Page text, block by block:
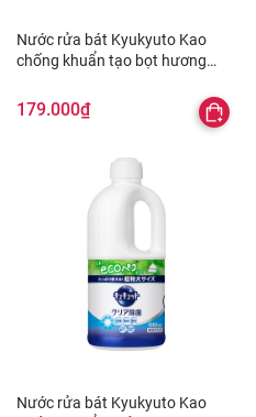
Nước rửa bát Kyukyuto Kao
chống khuẩn tạo bọt hương
179.000₫
Nước rửa bát Kyukyuto Kao